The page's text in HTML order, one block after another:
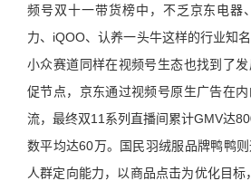
频号双十一带货榜中，不乏京东电器
力、iQOO、认养一头牛这样的行业知
小众赛道同样在视频号生态也找到了
促节点，京东通过视频号原生广告在内
流，最终双11系列直播间累计GMV达
数平均达60万。国民羽绒服品牌鸭鸭
人群定向能力，以商品点击为优化目